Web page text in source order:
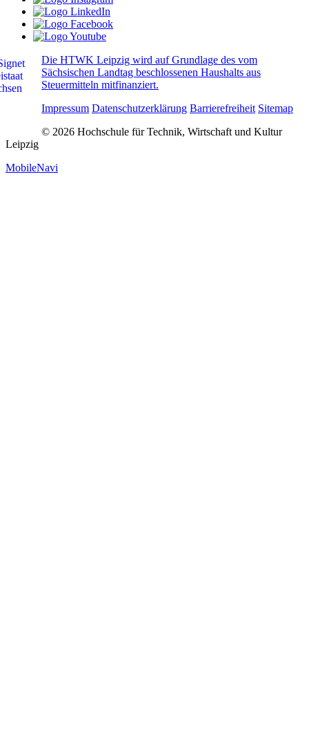
Die HTWK Leipzig wird auf Grundlage des vom
Sächsischen Landtag beschlossenen Haushalts aus
Steuermitteln mitfinanziert.
Impressum Datenschutzerklärung Barrierefreiheit Sitemap
© 2026 Hochschule für Technik, Wirtschaft und Kultur
Leipzig
MobileNavi